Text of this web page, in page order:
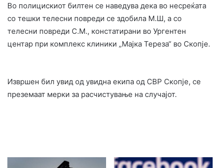
Во полицискиот билтен се наведува дека во несреќата
со тешки телесни повреди се здобила М.Ш, а со
телесни повреди С.М., констатирани во Ургентен
центар при комплекс клиники „Мајка Тереза“ во Скопје.
Извршен бил увид од увидна екипа од СВР Скопје, се
преземаат мерки за расчистување на случајот.